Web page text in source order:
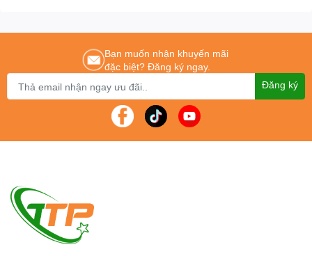
Bạn muốn nhận khuyến mãi
đặc biệt? Đăng ký ngay.
Đăng ký